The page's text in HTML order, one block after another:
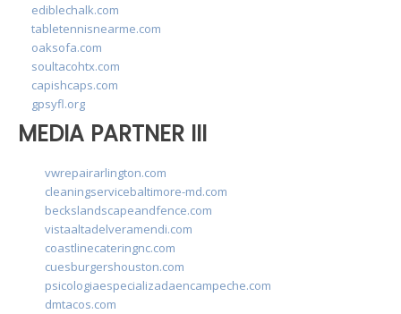
ediblechalk.com
tabletennisnearme.com
oaksofa.com
soultacohtx.com
capishcaps.com
gpsyfl.org
MEDIA PARTNER III
vwrepairarlington.com
cleaningservicebaltimore-md.com
beckslandscapeandfence.com
vistaaltadelveramendi.com
coastlinecateringnc.com
cuesburgershouston.com
psicologiaespecializadaencampeche.com
dmtacos.com